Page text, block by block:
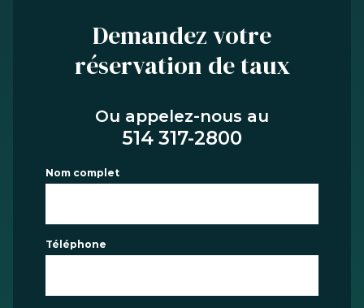
Demandez votre
réservation de taux
Ou appelez-nous au
514 317-2800
Nom complet
Téléphone